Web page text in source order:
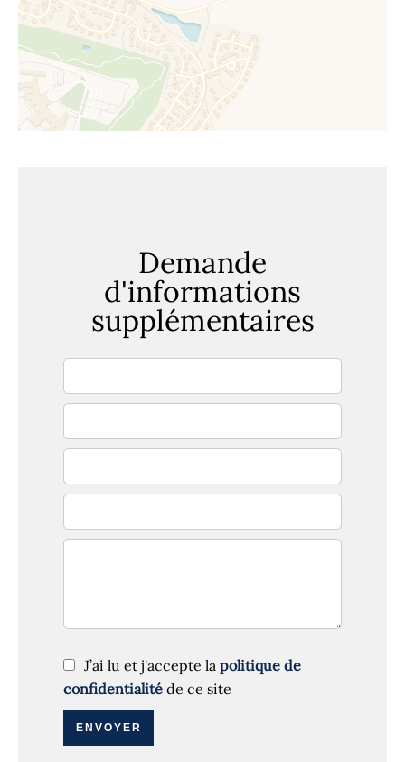
Demande
d'informations
supplémentaires
J’ai lu et j'accepte la politique de
confidentialité de ce site
ENVOYER